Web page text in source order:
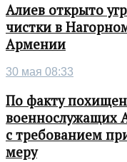
Алиев открыто
чистки в
Армении
30 мая 08:33
По факту
военнослужащих
с требованием
меру